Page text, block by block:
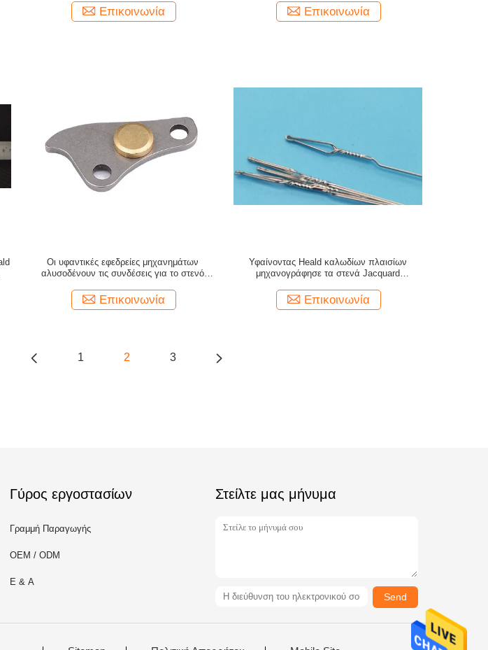
Επικοινωνία Επικοινωνία
Οι υφαντικές εφεδρείες μηχανημάτων
αλυσοδένουν τις συνδέσεις για το στενό
Επικοινωνία
Υφαίνοντας Heald καλωδίων πλαισίων
μηχανογράφησε τα στενά Jacquard
Επικοινωνία
1 2 3
Γύρος εργοστασίων
Γραμμή Παραγωγής
OEM / ODM
Ε & Α
Στείλτε μας μήνυμα
Send